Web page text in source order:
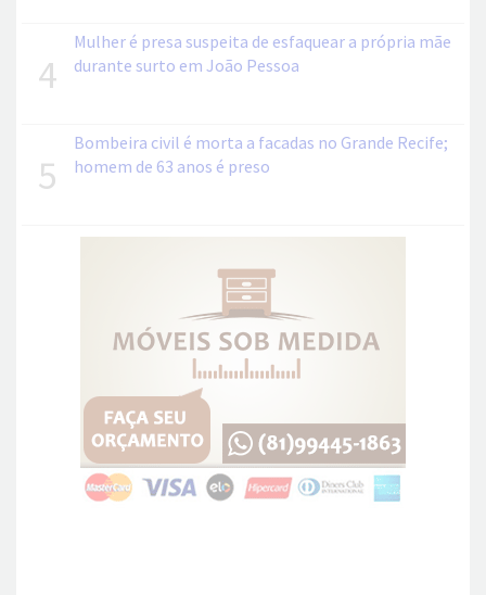
4
Mulher é presa suspeita de esfaquear a própria mãe
durante surto em João Pessoa
5
Bombeira civil é morta a facadas no Grande Recife;
homem de 63 anos é preso